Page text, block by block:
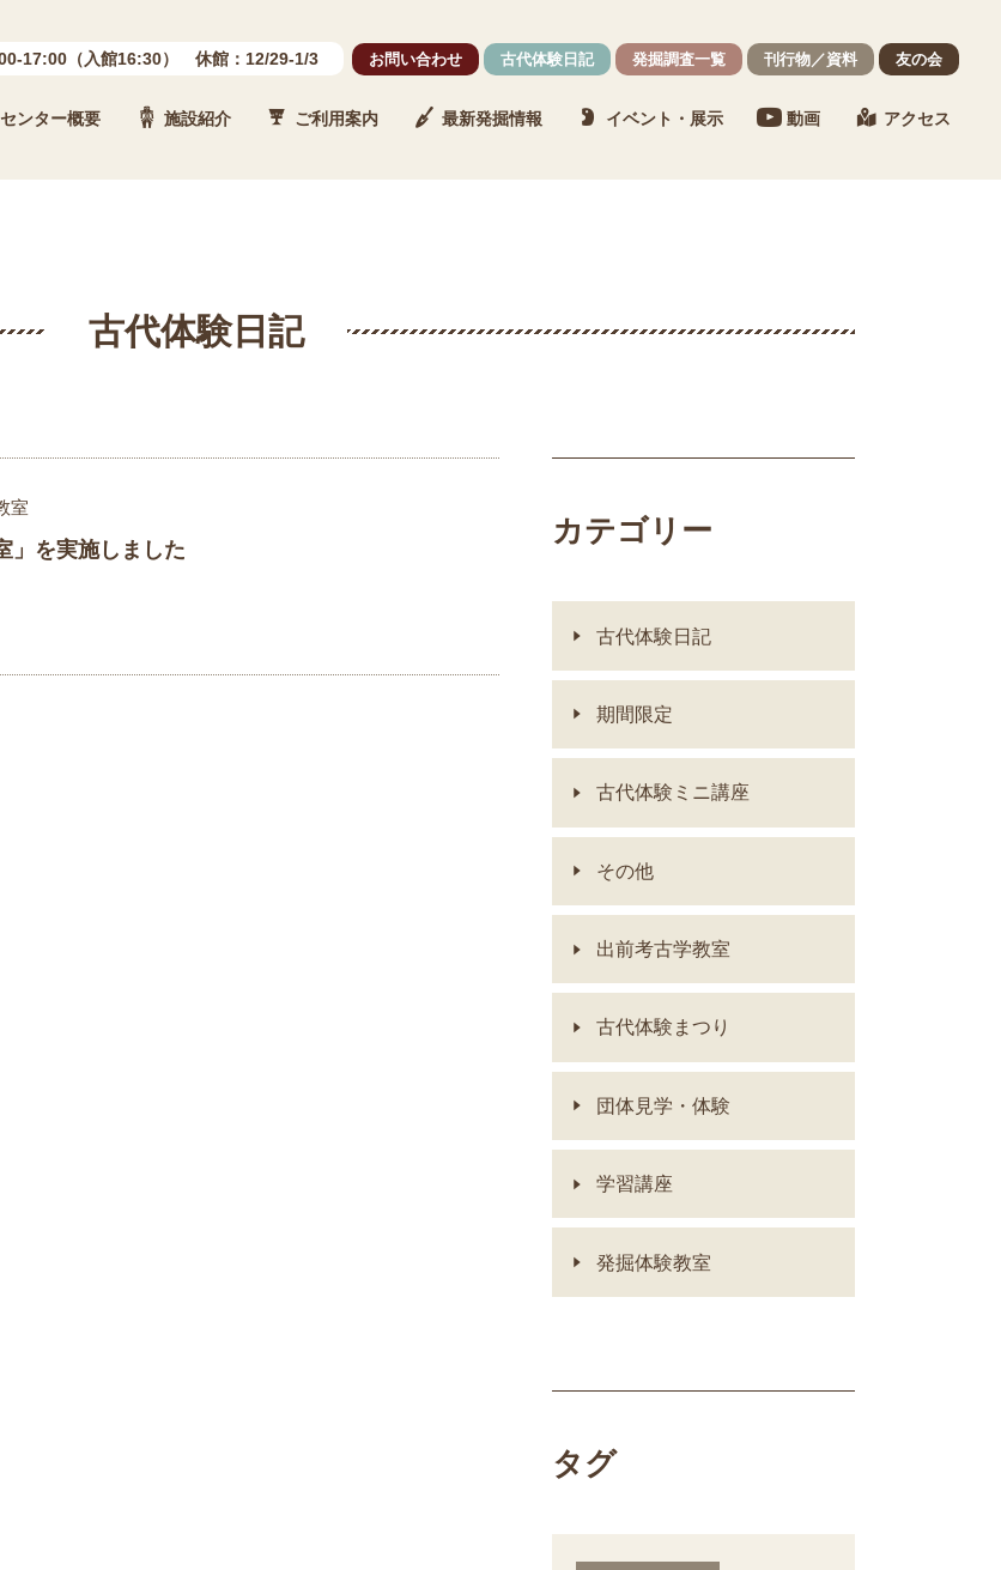
蔵文化財センター
17:00（入館16:30） 休館：12/29-1/3 お問い合わせ 古代体験日記 発掘調査一覧 刊行物／資料 友の会
センター概要 施設紹介 ご利用案内 最新発掘情報 イベント・展示 動画 アクセス
古代体験日記
室
」を実施しました
カテゴリー
古代体験日記
期間限定
古代体験ミニ講座
その他
出前考古学教室
古代体験まつり
団体見学・体験
学習講座
発掘体験教室
タグ